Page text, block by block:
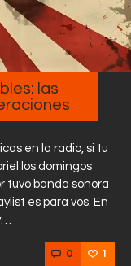
las
en la radio, si tu
los domingos
tuvo banda sonora
es para vos. En
0 1